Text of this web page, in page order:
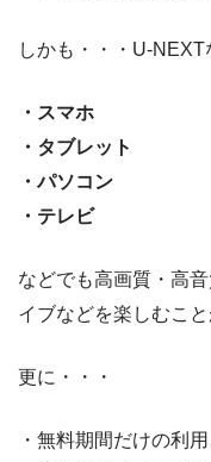
しかも・・・U-NEXT
・スマホ
・タブレット
・パソコン
・テレビ
などでも高画質・高
イブなどを楽しむこと
更に・・・
・無料期間だけの利